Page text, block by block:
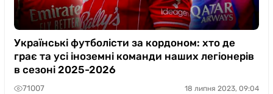
Українські футболісти за кордоном: хто де
грає та усі іноземні команди наших легіонерів
в сезоні 2025-2026
71007 18 липня 2023, 09:04